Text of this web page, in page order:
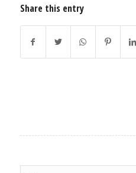
Share this entry